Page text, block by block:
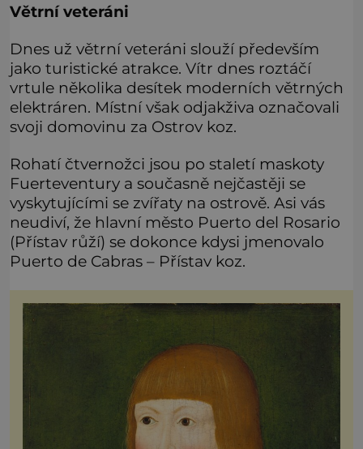
Větrní veteráni
Dnes už větrní veteráni slouží především
jako turistické atrakce. Vítr dnes roztáčí
vrtule několika desítek moderních větrných
elektráren. Místní však odjakživa označovali
svoji domovinu za Ostrov koz.
Rohatí čtvernožci jsou po staletí maskoty
Fuerteventury a současně nejčastěji se
vyskytujícími se zvířaty na ostrově. Asi vás
neudiví, že hlavní město Puerto del Rosario
(Přístav růží) se dokonce kdysi jmenovalo
Puerto de Cabras – Přístav koz.